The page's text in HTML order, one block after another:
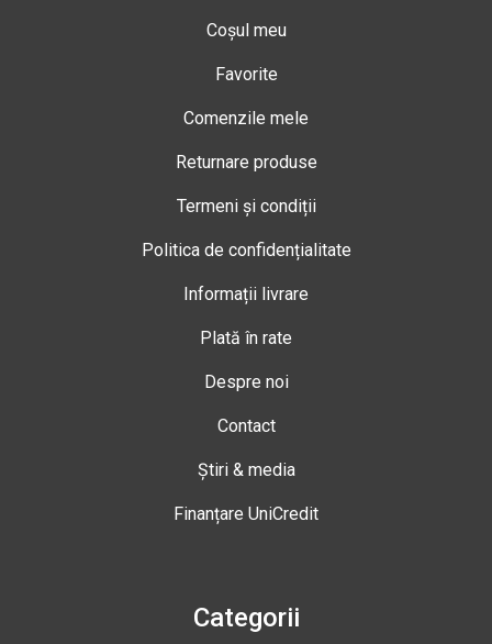
Coșul meu
Favorite
Comenzile mele
Returnare produse
Termeni și condiții
Politica de confidențialitate
Informații livrare
Plată în rate
Despre noi
Contact
Știri & media
Finanțare UniCredit
Categorii